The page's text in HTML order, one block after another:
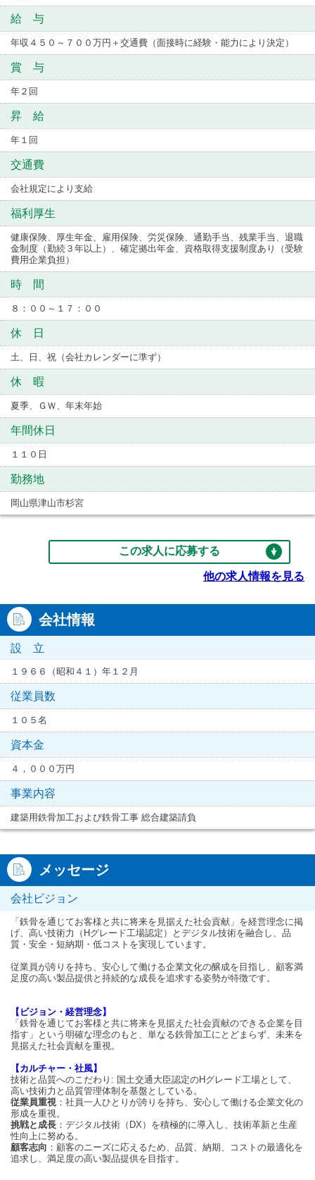
給 与
年収４５０～７００万円＋交通費（面接時に経験・能力により決定）
賞 与
年２回
昇 給
年１回
交通費
会社規定により支給
福利厚生
健康保険、厚生年金、雇用保険、労災保険、通勤手当、残業手当、退職
金制度（勤続３年以上）、確定拠出年金、資格取得支援制度あり（受験
費用企業負担）
時 間
８：００～１７：００
休 日
土、日、祝（会社カレンダーに準ず）
休 暇
夏季、ＧＷ、年末年始
年間休日
１１０日
勤務地
岡山県津山市杉宮
この求人に応募する
他の求人情報を見る
会社情報
設 立
１９６６（昭和４１）年１２月
従業員数
１０５名
資本金
４，０００万円
事業内容
建築用鉄骨加工および鉄骨工事 総合建築請負
メッセージ
会社ビジョン
「鉄骨を通じてお客様と共に将来を見据えた社会貢献」を経営理念に掲
げ、高い技術力（Hグレード工場認定）とデジタル技術を融合し、品
質・安全・短納期・低コストを実現しています。
従業員が誇りを持ち、安心して働ける企業文化の醸成を目指し、顧客満
足度の高い製品提供と持続的な成長を追求する姿勢が特徴です。
【ビジョン・経営理念】
「鉄骨を通じてお客様と共に将来を見据えた社会貢献のできる企業を目
指す」という明確な理念のもと、単なる鉄骨加工にとどまらず、未来を
見据えた社会貢献を重視。
【カルチャー・社風】
技術と品質へのこだわり: 国土交通大臣認定のHグレード工場として、
高い技術力と品質管理体制を基盤としている。
従業員重視 ：社員一人ひとりが誇りを持ち、安心して働ける企業文化の
形成を重視。
挑戦と成長 ：デジタル技術（DX）を積極的に導入し、技術革新と生産
性向上に努める。
顧客志向 ：顧客のニーズに応えるため、品質、納期、コストの最適化を
追求し、満足度の高い製品提供を目指す。